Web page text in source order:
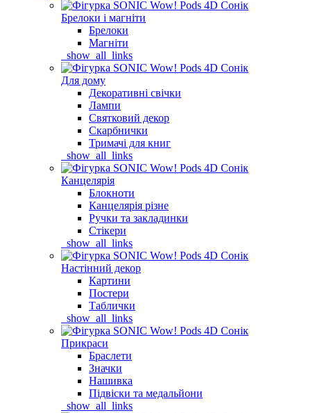
Брелоки і магніти
Брелоки
Магніти
_show_all_links
Для дому
Декоративні свічки
Лампи
Святковий декор
Скарбнички
Тримачі для книг
_show_all_links
Канцелярія
Блокноти
Канцелярія різне
Ручки та закладинки
Стікери
_show_all_links
Настінний декор
Картини
Постери
Таблички
_show_all_links
Прикраси
Браслети
Значки
Нашивка
Підвіски та медальйони
_show_all_links